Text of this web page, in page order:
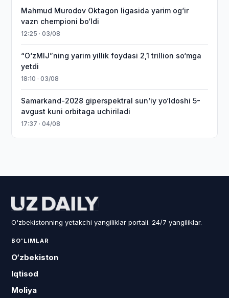
Mahmud Murodov Oktagon ligasida yarim og‘ir
vazn chempioni bo‘ldi
12:25 · 03/08
“O‘zMIJ”ning yarim yillik foydasi 2,1 trillion so‘mga
yetdi
18:10 · 03/08
Samarkand-2028 giperspektral sun’iy yo‘ldoshi 5-
avgust kuni orbitaga uchiriladi
17:37 · 04/08
O'zbekistonning yetakchi yangiliklar portali. 24/7 yangiliklar.
BO'LIMLAR
O‘zbekiston
Iqtisod
Moliya